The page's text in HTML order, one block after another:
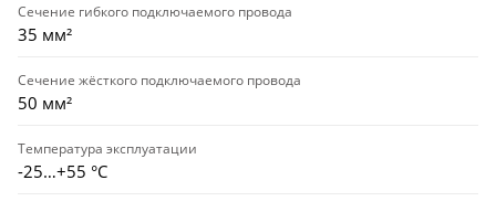
Сечение гибкого подключаемого провода
35 мм²
Сечение жёсткого подключаемого провода
50 мм²
Температура эксплуатации
-25…+55 °С